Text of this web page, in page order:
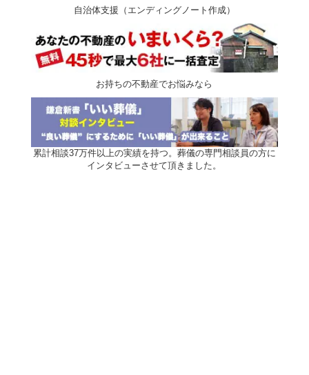
自治体支援（エンディングノート作成）
お持ちの不動産でお悩みなら
累計相談37万件以上の実績を持つ。葬儀の専門相談員の方に
インタビューさせて頂きました。